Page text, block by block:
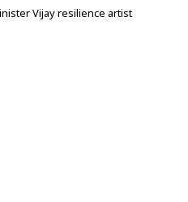
Vijay resilience artist